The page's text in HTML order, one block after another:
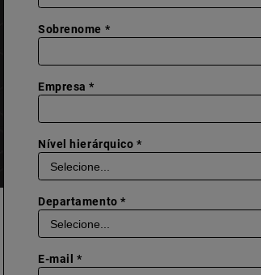
Sobrenome *
Empresa *
Nível hierárquico *
Departamento *
E-mail *